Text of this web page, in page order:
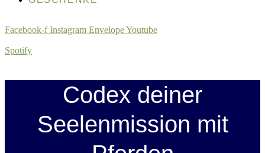
Facebook-f Instagram EnvelopeYoutube
Spotify
Codex deiner
Seelenmission mit